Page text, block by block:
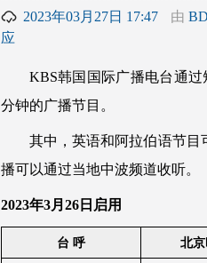
2023年03月27日 17:47 由
应
KBS韩国国际广播电台通
分钟的广播节目。
其中，英语和阿拉伯语节
播可以通过当地中波频道收听。
2023年3月26日启用
台 呼 北京